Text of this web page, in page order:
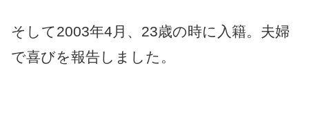
そして2003年4月、23歳の時に入籍。夫婦
で喜びを報告しました。